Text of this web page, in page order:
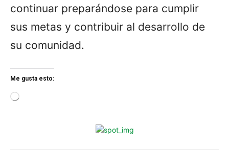
continuar preparándose para cumplir
sus metas y contribuir al desarrollo de
su comunidad.
Me gusta esto: